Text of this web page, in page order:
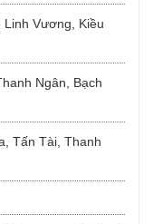
Vương, Kiều
Ngân, Bạch
Tấn Tài, Thanh